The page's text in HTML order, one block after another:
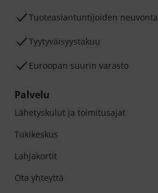
Tuoteasiantuntijoiden neuvonta
Tyytyväisyystakuu
Euroopan suurin varasto
Palvelu
Lähetyskulut ja toimitusajat
Tukikeskus
Lahjakortit
Ota yhteyttä